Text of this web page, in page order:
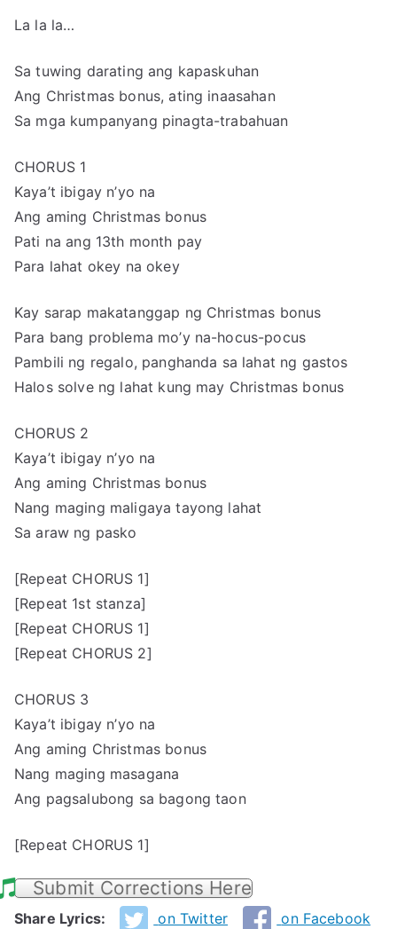
La la la…
Sa tuwing darating ang kapaskuhan
Ang Christmas bonus, ating inaasahan
Sa mga kumpanyang pinagta-trabahuan
CHORUS 1
Kaya’t ibigay n’yo na
Ang aming Christmas bonus
Pati na ang 13th month pay
Para lahat okey na okey
Kay sarap makatanggap ng Christmas bonus
Para bang problema mo’y na-hocus-pocus
Pambili ng regalo, panghanda sa lahat ng gastos
Halos solve ng lahat kung may Christmas bonus
CHORUS 2
Kaya’t ibigay n’yo na
Ang aming Christmas bonus
Nang maging maligaya tayong lahat
Sa araw ng pasko
[Repeat CHORUS 1]
[Repeat 1st stanza]
[Repeat CHORUS 1]
[Repeat CHORUS 2]
CHORUS 3
Kaya’t ibigay n’yo na
Ang aming Christmas bonus
Nang maging masagana
Ang pagsalubong sa bagong taon
[Repeat CHORUS 1]
Submit Corrections Here
Share Lyrics: on Twitter on Facebook